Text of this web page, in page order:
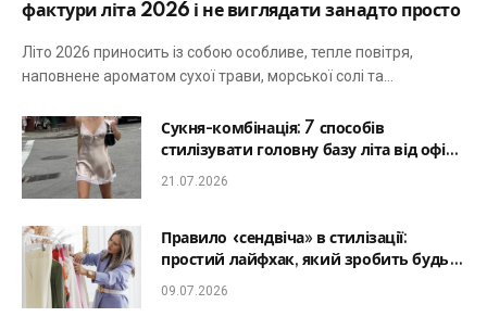
фактури літа 2026 і не виглядати занадто просто
Літо 2026 приносить із собою особливе, тепле повітря,
наповнене ароматом сухої трави, морської солі та…
Сукня-комбінація: 7 способів
стилізувати головну базу літа від офісу
до романтичної вечері
21.07.2026
Правило «сендвіча» в стилізації:
простий лайфхак, який зробить будь-
який образ гармонійним
09.07.2026